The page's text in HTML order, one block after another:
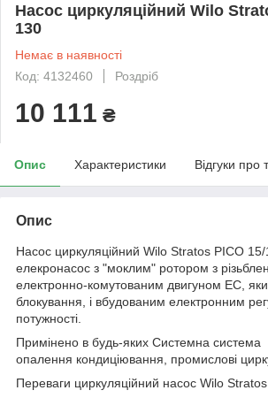
Насос циркуляційний Wilo
130
Немає в наявності
Код: 4132460
Роздріб
10 111 ₴
Опис Характеристики Відгуки про
Опис
Насос циркуляційний Wilo Stratos PICO
елекронасос з "моклим" ротором з
електронно-комутованим двигуном EC,
блокування, і вбудованим електронним
потужності.
Примінено в будь-яких Системна система
опалення кондиціювання, промислові
Переваги циркуляційний насос Wilo